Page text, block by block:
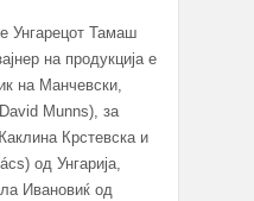
Унгарецот Тамаш
на продукција е
на Манчевски,
Munns), за
Крстевска и
од Унгарија,
Ивановиќ од